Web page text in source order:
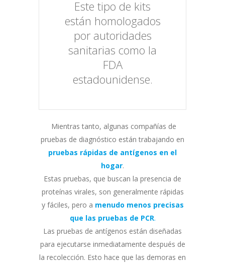
Este tipo de kits
están homologados
por autoridades
sanitarias como la
FDA
estadounidense.
Mientras tanto, algunas compañías de
pruebas de diagnóstico están trabajando en
pruebas rápidas de antígenos en el
hogar.
Estas pruebas, que buscan la presencia de
proteínas virales, son generalmente rápidas
y fáciles, pero a menudo menos precisas
que las pruebas de PCR.
Las pruebas de antígenos están diseñadas
para ejecutarse inmediatamente después de
la recolección. Esto hace que las demoras en